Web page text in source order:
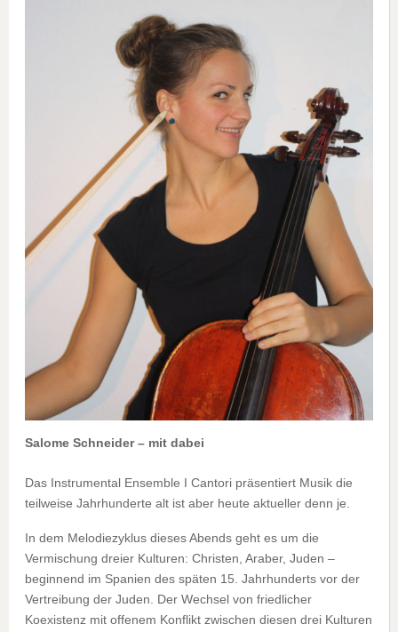
Salome Schneider – mit dabei
Das Instrumental Ensemble I Cantori präsentiert Musik die
teilweise Jahrhunderte alt ist aber heute aktueller denn je.
In dem Melodiezyklus dieses Abends geht es um die
Vermischung dreier Kulturen: Christen, Araber, Juden –
beginnend im Spanien des späten 15. Jahrhunderts vor der
Vertreibung der Juden. Der Wechsel von friedlicher
Koexistenz mit offenem Konflikt zwischen diesen drei Kulturen